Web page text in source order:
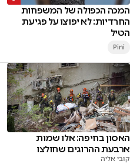
המכה הכפולה של המשפחות
החרדיות: לא יפוצו על פגיעת
הטיל
Pini
האסון בחיפה: אלו שמות
ארבעת ההרוגים שחולצו
קובי אליה